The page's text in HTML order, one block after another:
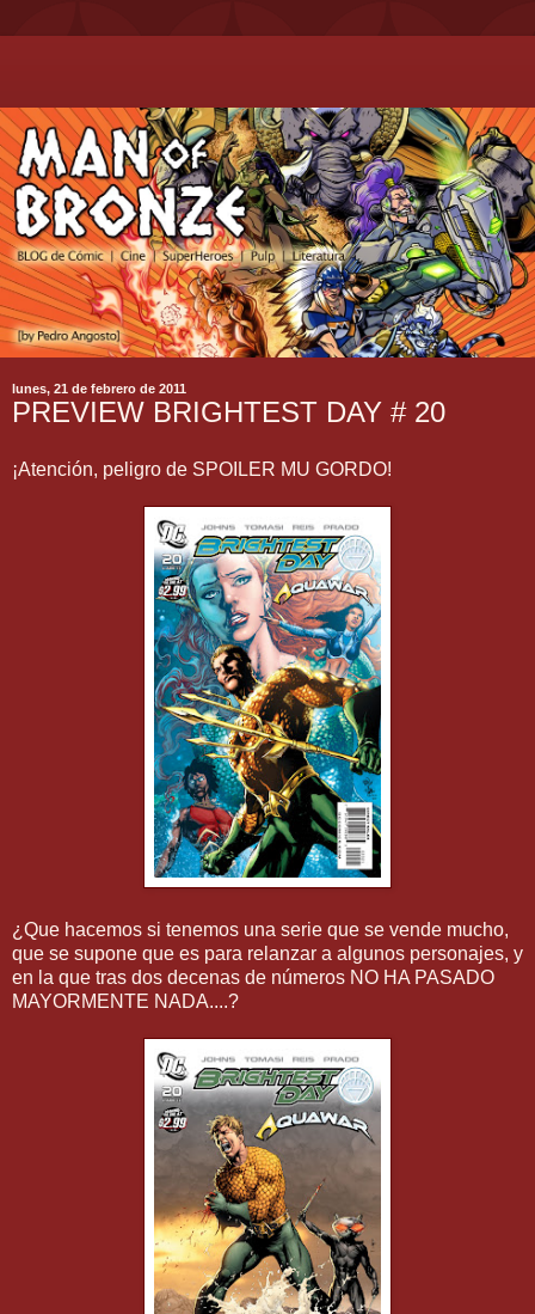
lunes, 21 de febrero de 2011
PREVIEW BRIGHTEST DAY # 20
¡Atención, peligro de SPOILER MU GORDO!
¿Que hacemos si tenemos una serie que se vende mucho,
que se supone que es para relanzar a algunos personajes, y
en la que tras dos decenas de números NO HA PASADO
MAYORMENTE NADA....?